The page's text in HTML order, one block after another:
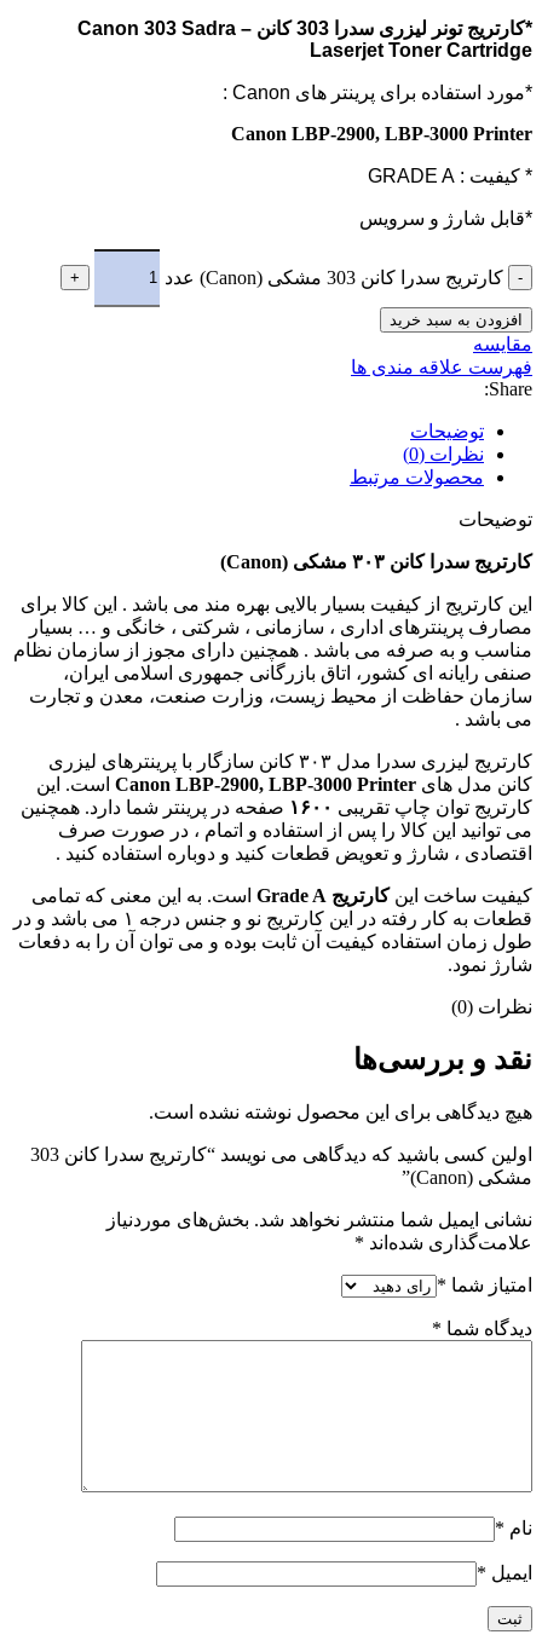
*کارتریج تونر لیزری سدرا 303 کانن – Canon 303 Sadra
Laserjet Toner Cartridge
*مورد استفاده برای پرینتر های Canon :
Canon LBP-2900, LBP-3000 Printer
* کیفیت : GRADE A
*قابل شارژ و سرویس
کارتریج سدرا کانن 303 مشکی (Canon) عدد
افزودن به سبد خرید
مقایسه
فهرست علاقه مندی ها
Share:
توضیحات
نظرات (0)
محصولات مرتبط
توضیحات
کارتریج سدرا کانن ۳۰۳ مشکی (Canon)
این کارتریج از کیفیت بسیار بالایی بهره مند می باشد . این کالا برای
مصارف پرینترهای اداری ، سازمانی ، شرکتی ، خانگی و … بسیار
مناسب و به صرفه می باشد . همچنین دارای مجوز از سازمان نظام
صنفی رایانه ای کشور، اتاق بازرگانی جمهوری اسلامی ایران،
سازمان حفاظت از محیط زیست، وزارت صنعت، معدن و تجارت
می باشد .
کارتریج لیزری سدرا مدل ۳۰۳ کانن سازگار با پرینترهای لیزری
کانن مدل های Canon LBP-2900, LBP-3000 Printer است. این
کارتریج توان چاپ تقریبی ۱۶۰۰ صفحه در پرینتر شما دارد. همچنین
می توانید این کالا را پس از استفاده و اتمام ، در صورت صرف
اقتصادی ، شارژ و تعویض قطعات کنید و دوباره استفاده کنید .
کیفیت ساخت اینکارتریج Grade A
است. به این معنی که تمامی
قطعات به کار رفته در این کارتریج نو و جنس درجه ۱ می باشد و در
طول زمان استفاده کیفیت آن ثابت بوده و می توان آن را به دفعات
شارژ نمود.
نظرات (0)
نقد و بررسی‌ها
هیچ دیدگاهی برای این محصول نوشته نشده است.
اولین کسی باشید که دیدگاهی می نویسد “کارتریج سدرا کانن 303
مشکی (Canon)”
نشانی ایمیل شما منتشر نخواهد شد. بخش‌های موردنیاز
علامت‌گذاری شده‌اند *
امتیاز شما *
دیدگاه شما *
نام *
ایمیل *